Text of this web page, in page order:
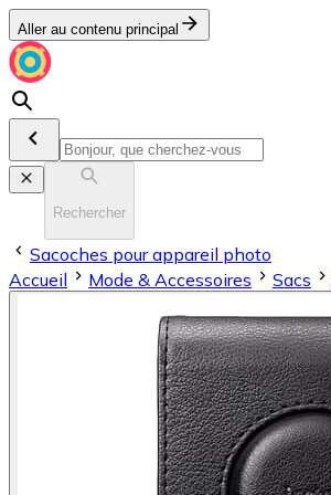
Aller au contenu principal
Rechercher
Sacoches pour appareil photo
Accueil
Mode & Accessoires Sacs